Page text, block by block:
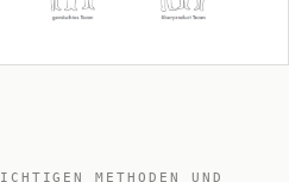
METHODEN UND